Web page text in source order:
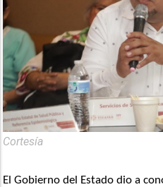
Cortesía
El Gobierno del Estado dio a